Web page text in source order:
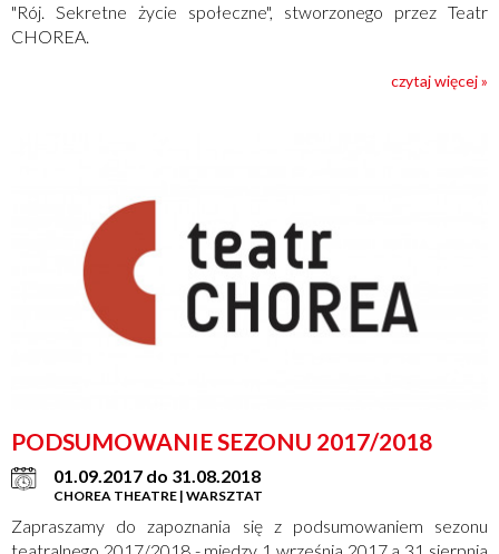
"Rój. Sekretne życie społeczne", stworzonego przez Teatr
CHOREA.
czytaj więcej »
PODSUMOWANIE SEZONU 2017/2018
01.09.2017 do 31.08.2018
CHOREA THEATRE | WARSZTAT
Zapraszamy do zapoznania się z podsumowaniem sezonu